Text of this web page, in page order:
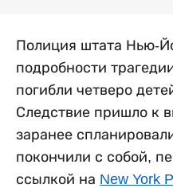
Полиция штата Нью-
подробности
погибли четверо
Следствие пришло к
заранее
покончили с собой,
ссылкой на New York